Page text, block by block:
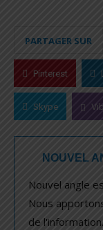
PARTAGER SUR
Pinterest
Skype
NOUVEL
Nouvel angle
Nous
de